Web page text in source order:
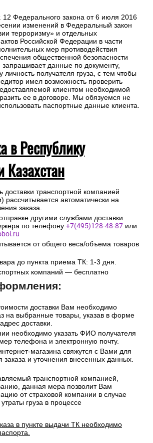
12 Федерального закона от 6 июля 2016
изменений в Федеральный закон
терроризму» и отдельных
Российской Федерации в части
мер противодействия
общественной безопасности
запрашивает данные по документу,
получателя груза, с тем чтобы
имел возможность проверить
клиентом необходимой
ее в договоре. Мы обязуемся не
паспортные данные клиента.
в Республику
Казахстан
доставки транспортной компанией
автоматически на
заказа.
другими службами доставки
по телефону +7(495)128-48-87 или
от общего веса/объема товаров
до пункта приема ТК: 1-3 дня.
компаний — бесплатно
доставки Вам необходимо
на выбранные товары, указав в форме
доставки.
необходимо указать ФИО получателя
телефона и электронную почту.
магазина свяжутся с Вами для
заказа и уточнения внесенных данных.
транспортной компанией,
данная мера позволит Вам
от страховой компании в случае
груза в процессе
в пункте выдачи ТК необходимо